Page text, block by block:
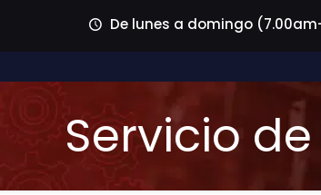
De lunes a domingo
Servicio